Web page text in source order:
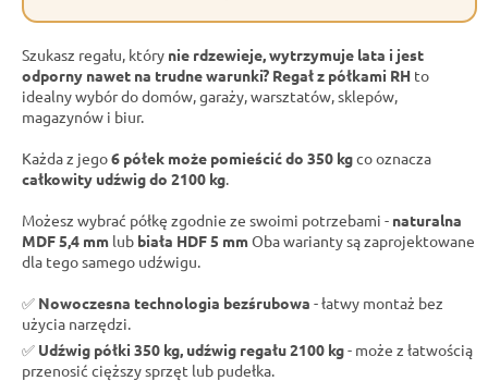
Szukasz regału, który nie rdzewieje, wytrzymuje lata i jest
odporny nawet na trudne warunki? Regał z półkami RH to
idealny wybór do domów, garaży, warsztatów, sklepów,
magazynów i biur.
Każda z jego6 półek może pomieścić do 350 kgco oznacza
całkowity udźwig do 2100 kg
Możesz wybrać półkę zgodnie ze swoimi potrzebami - naturalna
MDF 5,4 mm lub biała HDF 5 mmOba warianty są zaprojektowane
dla tego samego udźwigu.
✅ Nowoczesna technologia bezśrubowa - łatwy montaż bez
użycia narzędzi.
✅ Udźwig półki 350 kg, udźwig regału 2100 kg- może z łatwością
przenosić cięższy sprzęt lub pudełka.